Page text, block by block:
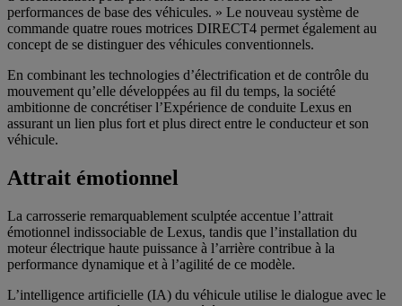
performances de base des véhicules. » Le nouveau système de
commande quatre roues motrices DIRECT4 permet également au
concept de se distinguer des véhicules conventionnels.
En combinant les technologies d’électrification et de contrôle du
mouvement qu’elle développées au fil du temps, la société
ambitionne de concrétiser l’Expérience de conduite Lexus en
assurant un lien plus fort et plus direct entre le conducteur et son
véhicule.
Attrait émotionnel
La carrosserie remarquablement sculptée accentue l’attrait
émotionnel indissociable de Lexus, tandis que l’installation du
moteur électrique haute puissance à l’arrière contribue à la
performance dynamique et à l’agilité de ce modèle.
L’intelligence artificielle (IA) du véhicule utilise le dialogue avec le